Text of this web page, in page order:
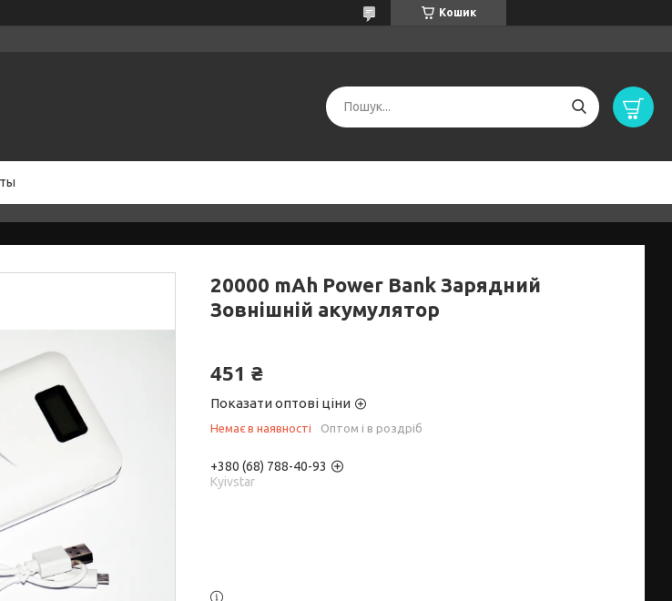
Кошик
20000 mAh Power Bank Зарядний
Зовнішній акумулятор
451 ₴
Показати оптові ціни
Немає в наявності Оптом і в роздріб
+380 (68) 788-40-93
Kyivstar